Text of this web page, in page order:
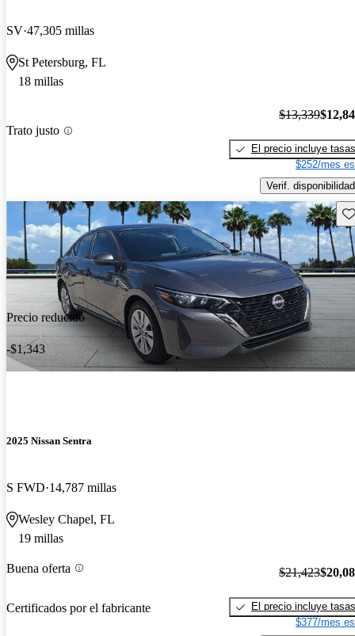
SV 47,305 millas
St Petersburg, FL
18 millas
Trato justo
$13,339
El precio incluye tasas
$252/mes
Verif. disponibilidad
Precio reducido
-$1,343
2025 Nissan Sentra
S FWD 14,787 millas
Wesley Chapel, FL
19 millas
Buena oferta
Certificados por el fabricante
$21,423
El precio incluye tasas
$377/mes